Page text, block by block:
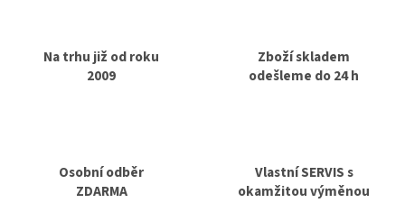
Na trhu již od roku
2009
Zboží skladem
odešleme do 24 h
Osobní odběr
ZDARMA
Vlastní SERVIS s
okamžitou výměnou